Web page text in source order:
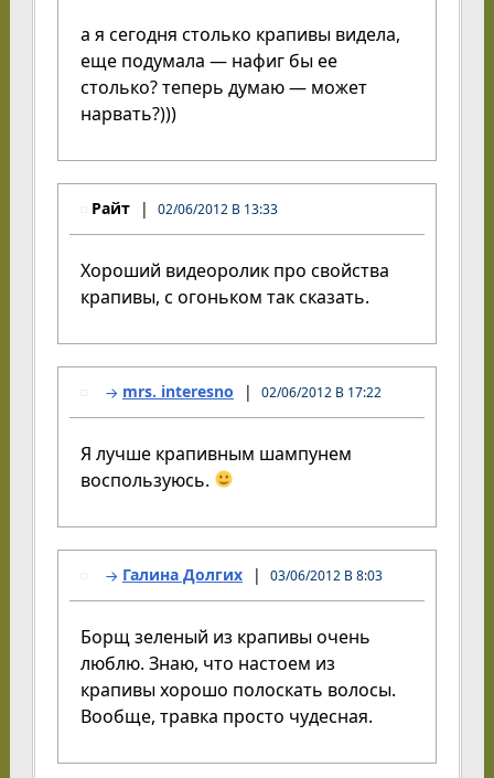
а я сегодня столько крапивы видела,
еще подумала — нафиг бы ее
столько? теперь думаю — может
нарвать?)))
Райт 02/06/2012 В 13:33
Хороший видеоролик про свойства
крапивы, с огоньком так сказать.
mrs. interesno 02/06/2012 В 17:22
Я лучше крапивным шампунем
воспользуюсь.
Галина Долгих 03/06/2012 В 8:03
Борщ зеленый из крапивы очень
люблю. Знаю, что настоем из
крапивы хорошо полоскать волосы.
Вообще, травка просто чудесная.